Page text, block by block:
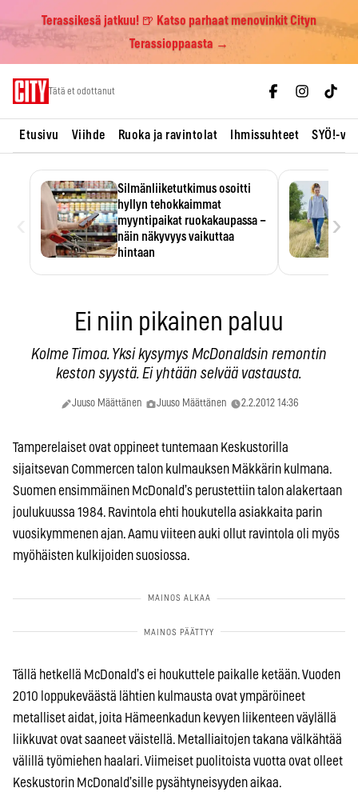
Terassikesä jatkuu! 🍺 Katso parhaat menovinkit Cityn
Terassioppaasta →
Tätä et odottanut
Etusivu Viihde Ruoka ja ravintolat Ihmissuhteet SYÖ!-
Silmänliiketutkimus osoitti
hyllyn tehokkaimmat
myyntipaikat ruokakaupassa –
näin näkyvyys vaikuttaa
hintaan
›
Ei niin pikainen paluu
Kolme Timoa. Yksi kysymys McDonaldsin remontin
keston syystä. Ei yhtään selvää vastausta.
Juuso Määttänen Juuso Määttänen 2.2.2012 14:36
Tamperelaiset ovat oppineet tuntemaan Keskustorilla
sijaitsevan Commercen talon kulmauksen Mäkkärin kulmana.
Suomen ensimmäinen McDonald’s perustettiin talon alakertaan
joulukuussa 1984. Ravintola ehti houkutella asiakkaita parin
vuosikymmenen ajan. Aamu viiteen auki ollut ravintola oli myös
myöhäisten kulkijoiden suosiossa.
Tällä hetkellä McDonald’s ei houkuttele paikalle ketään. Vuoden
2010 loppukeväästä lähtien kulmausta ovat ympäröineet
metalliset aidat, joita Hämeenkadun kevyen liikenteen väylällä
liikkuvat ovat saaneet väistellä. Metalliaitojen takana välkähtää
välillä työmiehen haalari. Viimeiset puolitoista vuotta ovat olleet
Keskustorin McDonald’sille pysähtyneisyyden aikaa.